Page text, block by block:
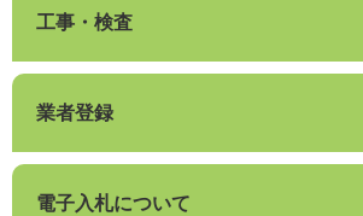
工事・検査
業者登録
電子入札について